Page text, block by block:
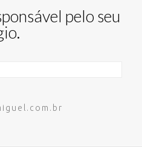
pelo seu